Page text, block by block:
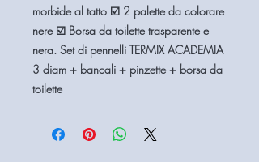
morbide al tatto ☑️ 2 palette da colorare
nere ☑️ Borsa da toilette trasparente e
nera. Set di pennelli TERMIX ACADEMIA
3 diam + bancali + pinzette + borsa da
toilette